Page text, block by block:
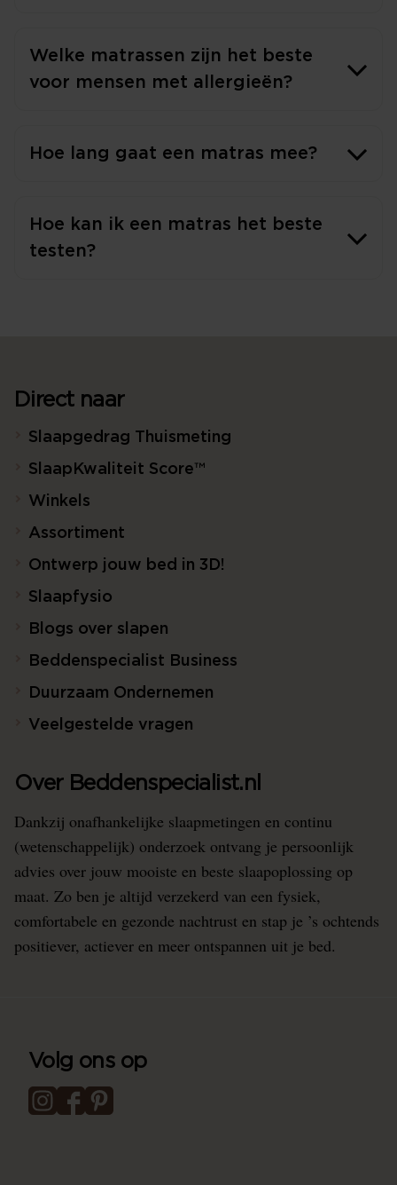
Welke matrassen zijn het beste
voor mensen met allergieën?
Hoe lang gaat een matras mee?
Hoe kan ik een matras het beste
testen?
Direct naar
Slaapgedrag Thuismeting
SlaapKwaliteit Score™
Winkels
Assortiment
Ontwerp jouw bed in 3D!
Slaapfysio
Blogs over slapen
Beddenspecialist Business
Duurzaam Ondernemen
Veelgestelde vragen
Over Beddenspecialist.nl
Dankzij onafhankelijke slaapmetingen en continu
(wetenschappelijk) onderzoek ontvang je persoonlijk
advies over jouw mooiste en beste slaapoplossing op
maat. Zo ben je altijd verzekerd van een fysiek,
comfortabele en gezonde nachtrust en stap je ’s ochtends
positiever, actiever en meer ontspannen uit je bed.
Volg ons op